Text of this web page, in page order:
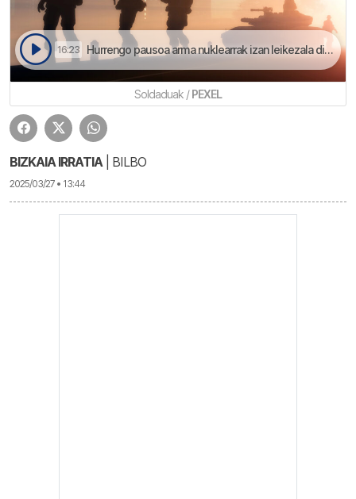
16:23 Hurrengo pausoa arma nuklearrak izan leikezala dino | Goizeko Izarretan
Soldaduak /PEXEL
BIZKAIA IRRATIA | BILBO
2025/03/27 • 13:44